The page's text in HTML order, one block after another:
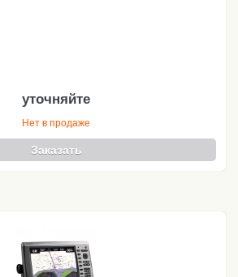
уточняйте
Нет в продаже
Заказать